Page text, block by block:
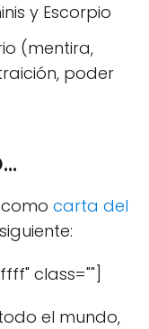
y Escorpio
(mentira,
poder
carta del
class=""]
el mundo,